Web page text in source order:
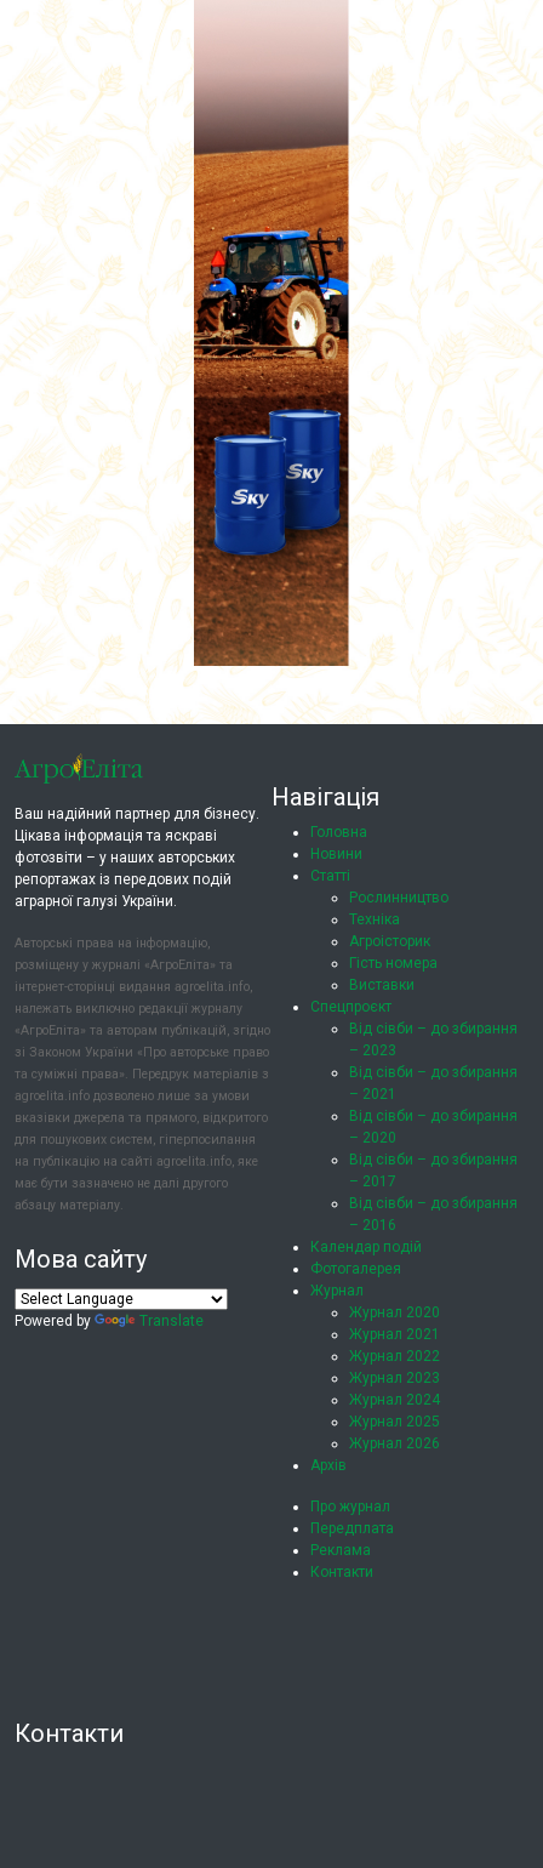
Ваш надійний партнер для бізнесу.
Цікава інформація та яскраві
фотозвіти – у наших авторських
репортажах із передових подій
аграрної галузі України.
Авторські права на інформацію,
розміщену у журналі «АгроЕліта» та
інтернет-сторінці видання agroelita.info,
належать виключно редакції журналу
«АгроЕліта» та авторам публікацій, згідно
зі Законом України «Про авторське право
та суміжні права». Передрук матеріалів з
agroelita.info дозволено лише за умови
вказівки джерела та прямого, відкритого
для пошукових систем, гіперпосилання
на публікацію на сайті agroelita.info, яке
має бути зазначено не далі другого
абзацу матеріалу.
Мова сайту
Powered by Translate
Навігація
Головна
Новини
Статті
Рослинництво
Техніка
Агроісторик
Гість номера
Виставки
Спецпроєкт
Від сівби – до збирання
– 2023
Від сівби – до збирання
– 2021
Від сівби – до збирання
– 2020
Від сівби – до збирання
– 2017
Від сівби – до збирання
– 2016
Календар подій
Фотогалерея
Журнал
Журнал 2020
Журнал 2021
Журнал 2022
Журнал 2023
Журнал 2024
Журнал 2025
Журнал 2026
Архів
Про журнал
Передплата
Реклама
Контакти
Контакти